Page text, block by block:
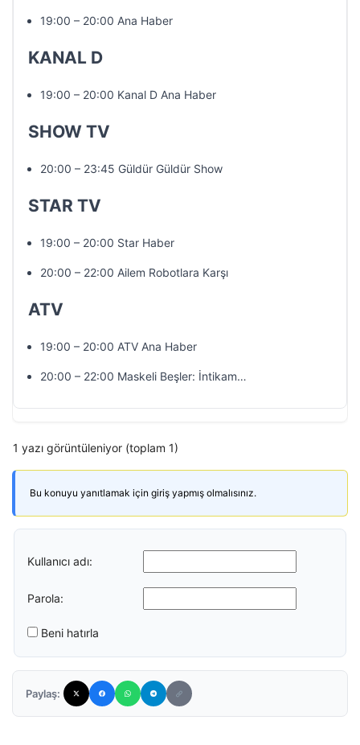
19:00 – 20:00 Ana Haber
KANAL D
19:00 – 20:00 Kanal D Ana Haber
SHOW TV
20:00 – 23:45 Güldür Güldür Show
STAR TV
19:00 – 20:00 Star Haber
20:00 – 22:00 Ailem Robotlara Karşı
ATV
19:00 – 20:00 ATV Ana Haber
20:00 – 22:00 Maskeli Beşler: İntikam…
1 yazı görüntüleniyor (toplam 1)
Bu konuyu yanıtlamak için giriş yapmış olmalısınız.
Kullanıcı adı:
Parola:
Beni hatırla
Paylaş: